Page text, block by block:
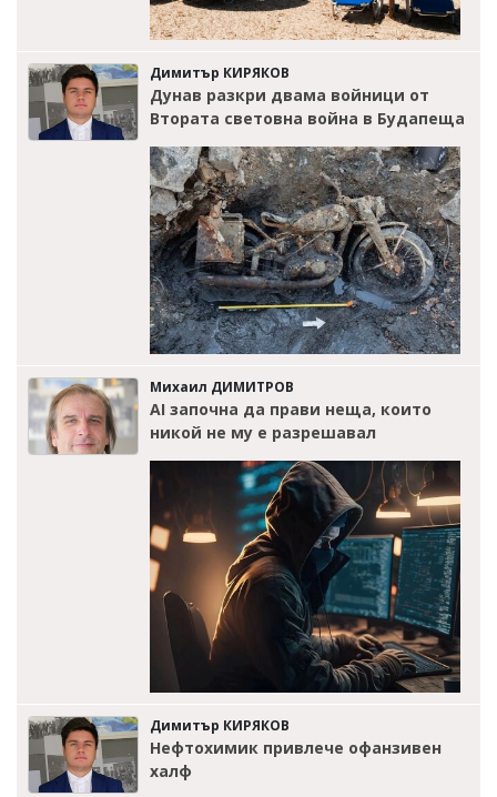
Димитър КИРЯКОВ
Дунав разкри двама войници от
Втората световна война в Будапеща
Михаил ДИМИТРОВ
AI започна да прави неща, които
никой не му е разрешавал
Димитър КИРЯКОВ
Нефтохимик привлече офанзивен
халф